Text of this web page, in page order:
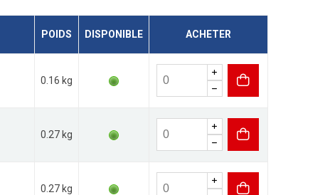
POIDS DISPONIBLE ACHETER
0.16 kg
0.27 kg
0.27 kg